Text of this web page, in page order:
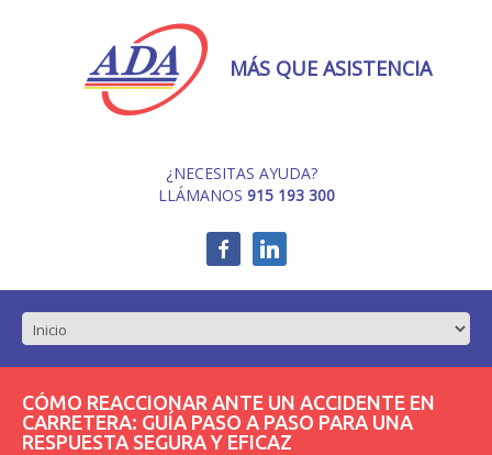
MÁS QUE ASISTENCIA
¿NECESITAS AYUDA?
LLÁMANOS 915 193 300
CÓMO REACCIONAR ANTE UN ACCIDENTE EN
CARRETERA: GUÍA PASO A PASO PARA UNA
RESPUESTA SEGURA Y EFICAZ